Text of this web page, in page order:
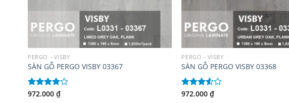
PERGO - VISBY
SÀN GỖ PERGO VISBY 03367
Được
972.000₫
PERGO - VISBY
SÀN GỖ PERGO VISBY 03368
Được
972.000₫